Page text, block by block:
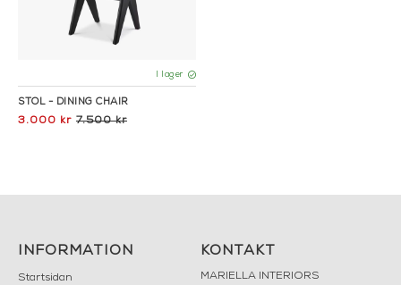
I lager
STOL - DINING CHAIR
3.000 kr 7.500 kr
INFORMATION
Startsidan
KONTAKT
MARIELLA INTERIORS